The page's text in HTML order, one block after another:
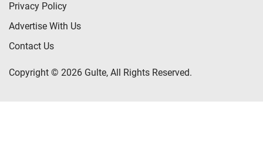
Privacy Policy
Advertise With Us
Contact Us
Copyright © 2026 Gulte, All Rights Reserved.